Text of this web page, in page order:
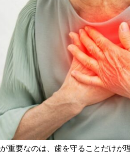
重要なのは、歯を守ることだけが